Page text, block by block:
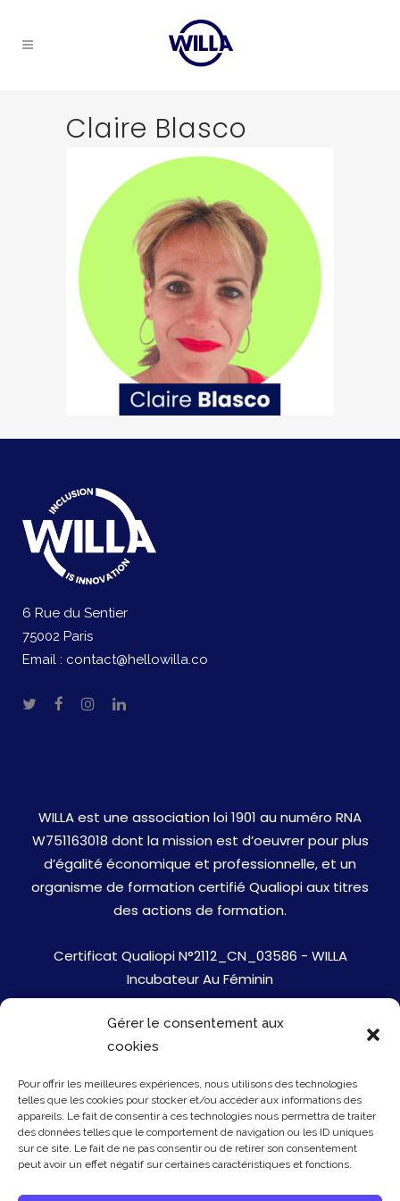
Gérer le consentement aux
cookies
Pour offrir les meilleures expériences, nous utilisons des technologies
telles que les cookies pour stocker et/ou accéder aux informations des
appareils. Le fait de consentir à ces technologies nous permettra de traiter
des données telles que le comportement de navigation ou les ID uniques
sur ce site. Le fait de ne pas consentir ou de retirer son consentement
peut avoir un effet négatif sur certaines caractéristiques et fonctions.
Claire Blasco
6 Rue du Sentier
75002 Paris
Email : contact@hellowilla.co
WILLA est une association loi 1901 au numéro RNA
W751163018 dont la mission est d’oeuvrer pour plus
d’égalité économique et professionnelle, et un
organisme de formation certifié Qualiopi aux titres
des actions de formation.
Certificat Qualiopi N°2112_CN_03586 - WILLA
Incubateur Au Féminin
Jobs
Mentions Légales
Politique de cookies
Presse